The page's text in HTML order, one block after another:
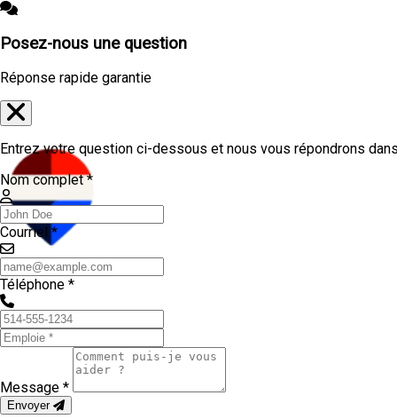
Posez-nous une question
Réponse rapide garantie
Entrez votre question ci-dessous et nous vous répondrons
Nom complet *
Courriel *
Téléphone *
Message *
Envoyer